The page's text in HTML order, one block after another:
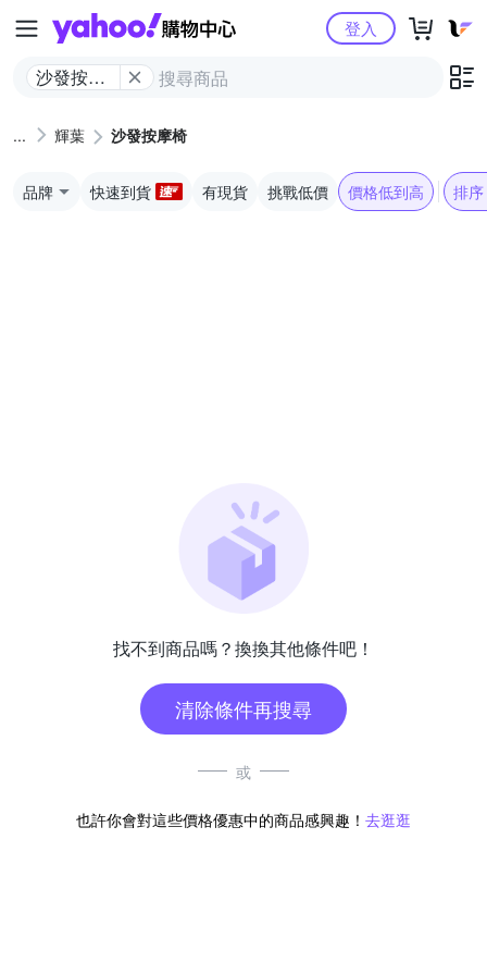
Yahoo購物中心
沙發按摩
登入
輝葉 沙發按摩椅
品牌 快速到貨 有現貨 挑戰低價 價格低到高 排序
找不到商品嗎？換換其他條件吧！
清除條件再搜尋
或
也許你會對這些價格優惠中的商品感興趣！ 去逛逛